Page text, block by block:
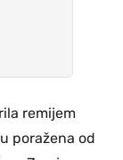
remijem
poražena od